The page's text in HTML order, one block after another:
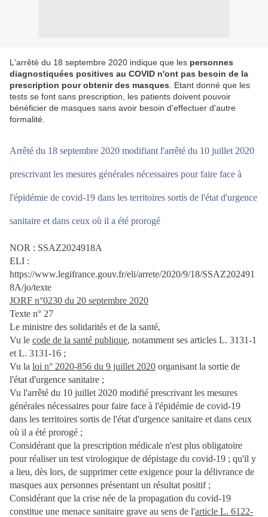
L'arrêté du 18 septembre 2020 indique que les personnes
diagnostiquées positives au COVID n'ont pas besoin de la
prescription pour obtenir des masques . Etant donné que les
tests se font sans prescription, les patients doivent pouvoir
bénéficier de masques sans avoir besoin d'effectuer d'autre
formalité.
Arrêté du 18 septembre 2020 modifiant l'arrêté du 10 juillet 2020
prescrivant les mesures générales nécessaires pour faire face à
l'épidémie de covid-19 dans les territoires sortis de l'état d'urgence
sanitaire et dans ceux où il a été prorogé
NOR : SSAZ2024918A
ELI :
https://www.legifrance.gouv.fr/eli/arrete/2020/9/18/SSAZ202491
8A/jo/texte
JORF n°0230 du 20 septembre 2020
Texte n° 27
Le ministre des solidarités et de la santé,
Vu le code de la santé publique, notamment ses articles L. 3131-1
et L. 3131-16 ;
Vu la loi n° 2020-856 du 9 juillet 2020 organisant la sortie de
l'état d'urgence sanitaire ;
Vu l'arrêté du 10 juillet 2020 modifié prescrivant les mesures
générales nécessaires pour faire face à l'épidémie de covid-19
dans les territoires sortis de l'état d'urgence sanitaire et dans ceux
où il a été prorogé ;
Considérant que la prescription médicale n'est plus obligatoire
pour réaliser un test virologique de dépistage du covid-19 ; qu'il y
a lieu, dès lors, de supprimer cette exigence pour la délivrance de
masques aux personnes présentant un résultat positif ;
Considérant que la crise née de la propagation du covid-19
constitue une menace sanitaire grave au sens de l'article L. 6122-